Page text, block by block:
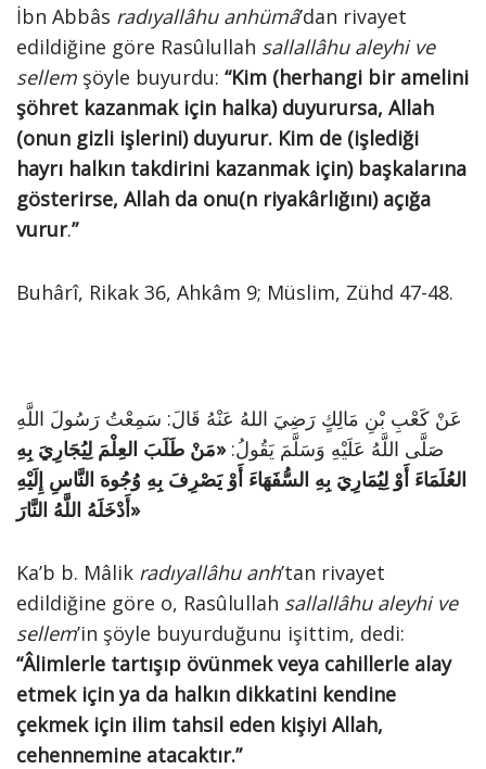
İbn Abbâs radıyallâhu anhümâ’dan rivayet
edildiğine göre Rasûlullah sallallâhu aleyhi ve
sellem şöyle buyurdu: “Kim (herhangi bir amelini
şöhret kazanmak için halka) duyurursa, Allah
(onun gizli işlerini) duyurur. Kim de (işlediği
hayrı halkın takdirini kazanmak için) başkalarına
gösterirse, Allah da onu(n riyakârlığını) açığa
vurur.”
Buhârî, Rikak 36, Ahkâm 9; Müslim, Zühd 47-48.
عَنْ كَعْبِ بْنِ مَالِكٍ رَضِيَ اللهُ عَنْهُ قَالَ: سَمِعْتُ رَسُولَ اللَّهِ
صَلَّى اللَّهُ عَلَيْهِ وَسَلَّمَ يَقُولُ:«مَنْ طَلَبَ العِلْمَ لِيُجَارِيَ بِهِ
العُلَمَاءَ أَوْ لِيُمَارِيَ بِهِ السُّفَهَاءَ أَوْ يَصْرِفَ بِهِ وُجُوهَ النَّاسِ إِلَيْهِ
أَدْخَلَهُ اللَّهُ النَّارَ»
Ka’b b. Mâlik radıyallâhu anh’tan rivayet
edildiğine göre o, Rasûlullah sallallâhu aleyhi ve
sellem’in şöyle buyurduğunu işittim, dedi:
“Âlimlerle tartışıp övünmek veya cahillerle alay
etmek için ya da halkın dikkatini kendine
çekmek için ilim tahsil eden kişiyi Allah,
cehennemine atacaktır.”